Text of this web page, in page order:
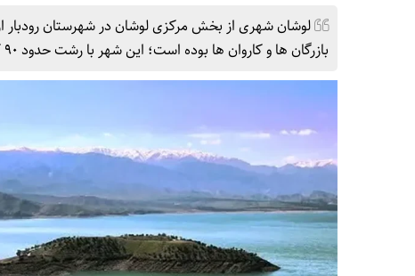
لوشان شهری از بخش مرکزی لوشان در شهرستان رودبار
بازرگان ها و کاروان ها بوده است؛ این شهر با رشت حدود ۹۰ کیلومتر و با منجیل حدود ۱۹ کیلومتر فاصله دارد.